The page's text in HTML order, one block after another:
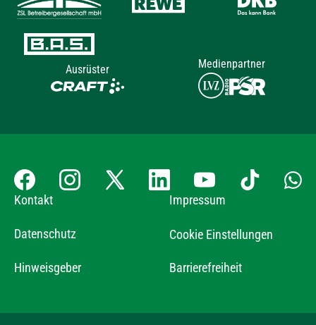
Ausrüster Medienpartner
Kontakt Impressum
Datenschutz Cookie Einstellungen
Hinweisgeber Barrierefreiheit